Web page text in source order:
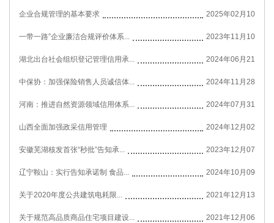
企业合规管理的基本要求 2025年02月10
一带一路”企业廉洁合规评价体系... 2023年11月10
湖北出台社会组织登记管理信用承... 2024年06月21
中保协：加强保险销售人员诚信体... 2024年11月28
河南：推进自然资源领域信用体系... 2024年07月31
山西全面加强政采信用管理 2024年12月02
安徽芜湖核发首张“秒批”告知承... 2023年12月07
辽宁鞍山：实行告知承诺制 食品... 2024年10月09
关于2020年度公共建筑电耗限... 2021年12月13
关于规范高品质商品住宅项目建设... 2021年12月06